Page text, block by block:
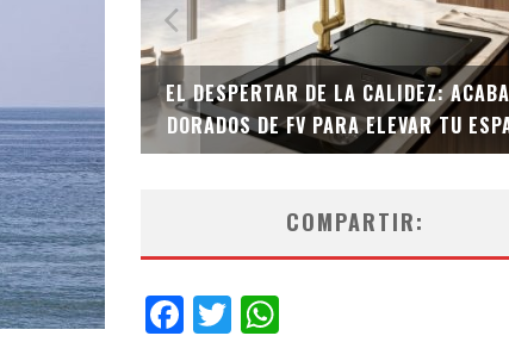
EL DESPERTAR DE LA CALIDEZ:
DORADOS DE FV PARA ELEVAR TU
COMPARTIR:
Facebook
Twitter